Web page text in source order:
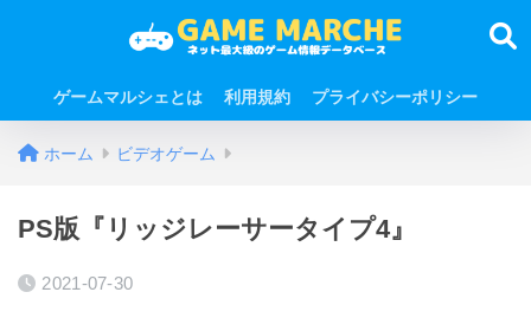
ゲームマルシェとは 利用規約 プライバシーポリシー
ホーム ビデオゲーム
PS版『リッジレーサータイプ4』
2021-07-30